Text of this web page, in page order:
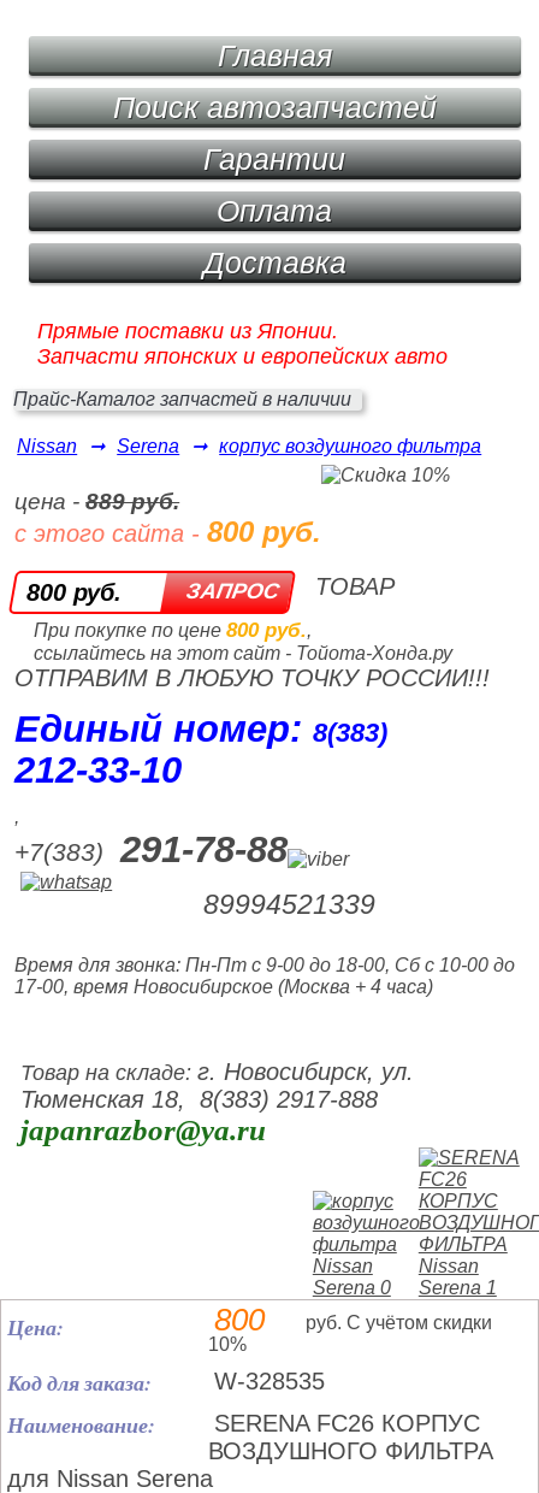
Главная
Поиск автозапчастей
Гарантии
Оплата
Доставка
Прямые поставки из Японии.
Запчасти японских и европейских авто
Прайс-Каталог запчастей в наличии
Nissan ➞ Serena ➞ корпус воздушного фильтра
цена -889 руб.
с этого сайта -800 руб.
800 руб.
При покупке по цене 800 руб.,
ссылайтесь на этот сайт - Тойота-Хонда.ру
ТОВАР
ОТПРАВИМ В ЛЮБУЮ ТОЧКУ РОССИИ!!!
Единый номер:8(383)
212‑33‑10
,
+7(383) 291-78-88
89994521339
Время для звонка: Пн-Пт с 9-00 до 18-00, Сб с 10-00 до
17-00, время Новосибирское (Москва + 4 часа)
Товар на складе:г. Новосибирск, ул.
Тюменская 18, 8(383) 2917-888
japanrazbor@ya.ru
Цена: 800
руб. С учётом скидки
10%
Код для заказа: W-328535
Наименование:
SERENA FC26 КОРПУС
ВОЗДУШНОГО ФИЛЬТРА
для Nissan Serena